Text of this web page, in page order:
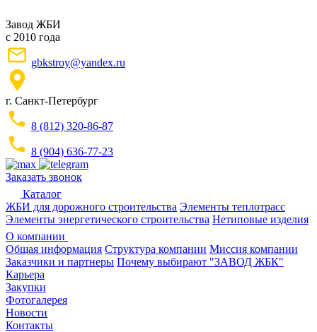
Завод ЖБИ
с 2010 года
gbkstroy@yandex.ru
г. Санкт-Петербург
8 (812) 320-86-87
8 (904) 636-77-23
Заказать звонок
Каталог
ЖБИ для дорожного строительства Элементы теплотрасс
Элементы энергетического строительства Нетиповые изделия
О компании
Общая информация Структура компании Миссия компании
Заказчики и партнеры Почему выбирают "ЗАВОД ЖБК"
Карьера
Закупки
Фотогалерея
Новости
Контакты